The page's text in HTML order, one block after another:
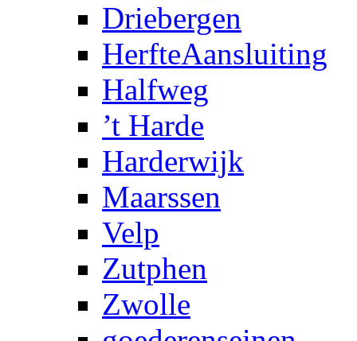
Driebergen
HerfteAansluiting
Halfweg
’t Harde
Harderwijk
Maarssen
Velp
Zutphen
Zwolle